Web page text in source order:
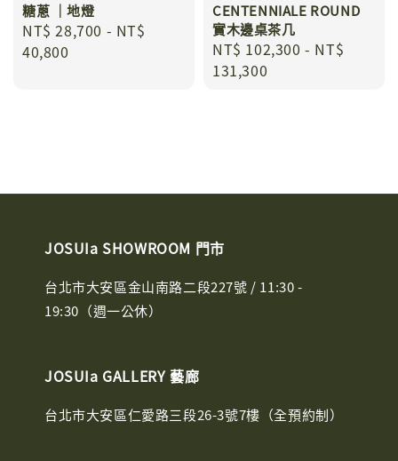
糖蔥 ｜地燈
Regular
price
NT$ 28,700 - NT$
40,800
CENTENNIALE ROUND
實木邊桌茶几
Regular
price
NT$ 102,300 - NT$
131,300
JOSUIa SHOWROOM 門市
台北市大安區金山南路二段227號 / 11:30 -
19:30（週一公休）
JOSUIa GALLERY 藝廊
台北市大安區仁愛路三段26-3號7樓（全預約制）